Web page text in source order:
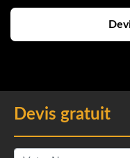
Devis gratuit